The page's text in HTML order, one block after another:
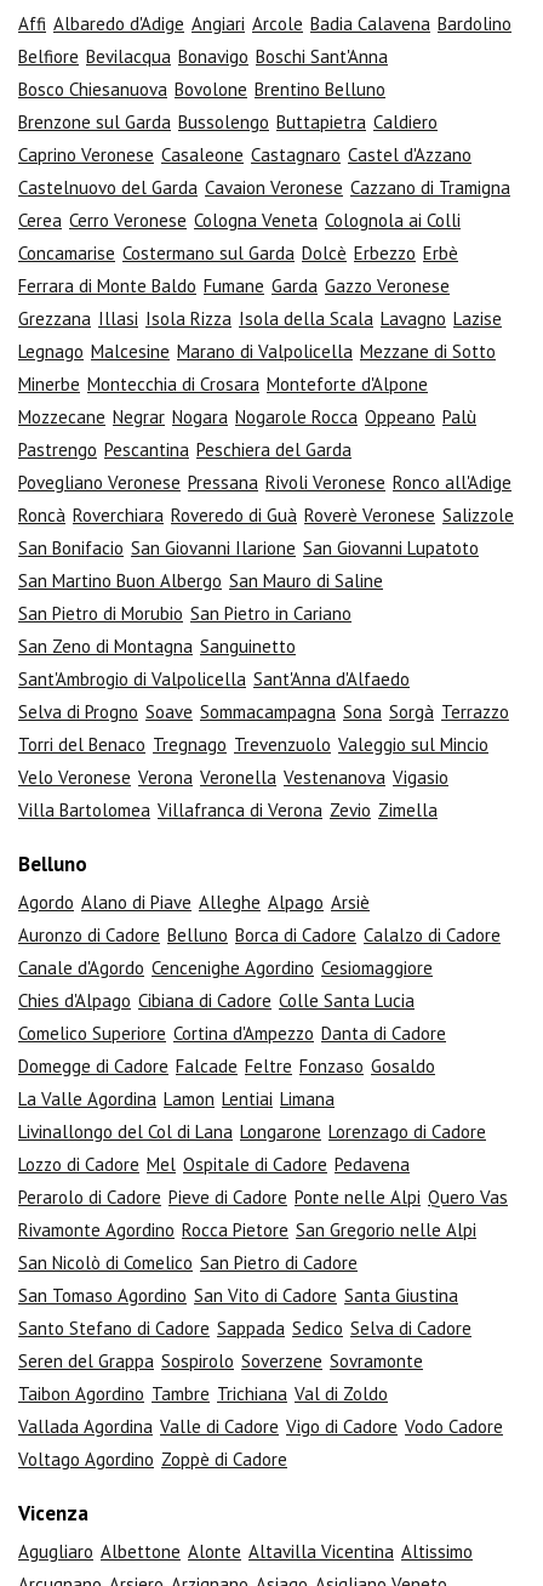
Affi Albaredo d'Adige Angiari Arcole Badia Calavena Bardolino
Belfiore Bevilacqua Bonavigo Boschi Sant'Anna
Bosco Chiesanuova Bovolone Brentino Belluno
Brenzone sul Garda Bussolengo Buttapietra Caldiero
Caprino Veronese Casaleone Castagnaro Castel d'Azzano
Castelnuovo del Garda Cavaion Veronese Cazzano di Tramigna
Cerea Cerro Veronese Cologna Veneta Colognola ai Colli
Concamarise Costermano sul Garda Dolcè Erbezzo Erbè
Ferrara di Monte Baldo Fumane Garda Gazzo Veronese
Grezzana Illasi Isola Rizza Isola della Scala Lavagno Lazise
Legnago Malcesine Marano di Valpolicella Mezzane di Sotto
Minerbe Montecchia di Crosara Monteforte d'Alpone
Mozzecane Negrar Nogara Nogarole Rocca Oppeano Palù
Pastrengo Pescantina Peschiera del Garda
Povegliano Veronese Pressana Rivoli Veronese Ronco all'Adige
Roncà Roverchiara Roveredo di Guà Roverè Veronese Salizzole
San Bonifacio San Giovanni Ilarione San Giovanni Lupatoto
San Martino Buon Albergo San Mauro di Saline
San Pietro di Morubio San Pietro in Cariano
San Zeno di Montagna Sanguinetto
Sant'Ambrogio di Valpolicella Sant'Anna d'Alfaedo
Selva di Progno Soave Sommacampagna Sona Sorgà Terrazzo
Torri del Benaco Tregnago Trevenzuolo Valeggio sul Mincio
Velo Veronese Verona Veronella Vestenanova Vigasio
Villa Bartolomea Villafranca di Verona Zevio Zimella
Belluno
Agordo Alano di Piave Alleghe Alpago Arsiè
Auronzo di Cadore Belluno Borca di Cadore Calalzo di Cadore
Canale d'Agordo Cencenighe Agordino Cesiomaggiore
Chies d'Alpago Cibiana di Cadore Colle Santa Lucia
Comelico Superiore Cortina d'Ampezzo Danta di Cadore
Domegge di Cadore Falcade Feltre Fonzaso Gosaldo
La Valle Agordina Lamon Lentiai Limana
Livinallongo del Col di Lana Longarone Lorenzago di Cadore
Lozzo di Cadore Mel Ospitale di Cadore Pedavena
Perarolo di Cadore Pieve di Cadore Ponte nelle Alpi Quero Vas
Rivamonte Agordino Rocca Pietore San Gregorio nelle Alpi
San Nicolò di Comelico San Pietro di Cadore
San Tomaso Agordino San Vito di Cadore Santa Giustina
Santo Stefano di Cadore Sappada Sedico Selva di Cadore
Seren del Grappa Sospirolo Soverzene Sovramonte
Taibon Agordino Tambre Trichiana Val di Zoldo
Vallada Agordina Valle di Cadore Vigo di Cadore Vodo Cadore
Voltago Agordino Zoppè di Cadore
Vicenza
Agugliaro Albettone Alonte Altavilla Vicentina Altissimo